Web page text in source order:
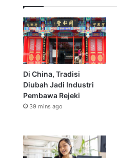
Di China, Tradisi
Diubah Jadi Industri
Pembawa Rejeki
39 mins ago